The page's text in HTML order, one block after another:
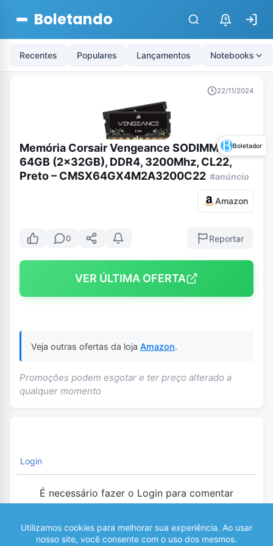
Boletando $
Recentes Populares Lançamentos Notebooks
22/11/2024
Boletador
Memória Corsair Vengeance SODIMM –
64GB (2x32GB), DDR4, 3200Mhz, CL22,
Preto – CMSX64GX4M2A3200C22 #anúncio
Amazon
0 Reportar
VER ÚLTIMA OFERTA
Veja outras ofertas da loja Amazon.
Promoções podem esgotar e ter preço alterado a
qualquer momento
Login
É necessário fazer o Login para comentar
0COMENTÁRIOS